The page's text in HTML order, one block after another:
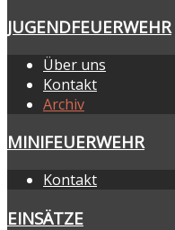
JUGENDFEUERWEHR
Über uns
Kontakt
Archiv
MINIFEUERWEHR
Kontakt
EINSÄTZE